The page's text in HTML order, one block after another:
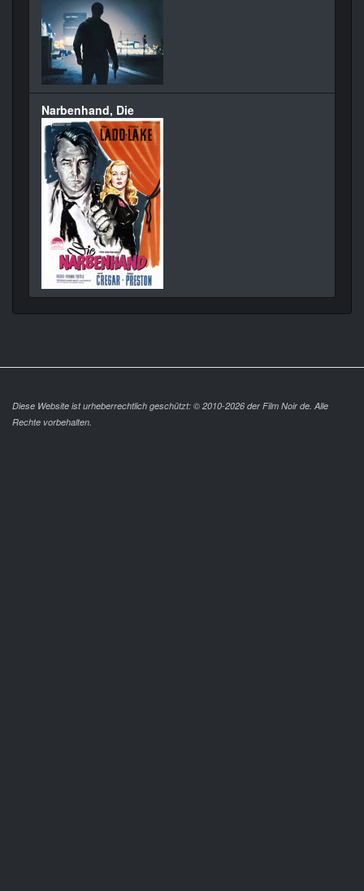
Narbenhand, Die
Diese Website ist urheberrechtlich geschützt: © 2010-2026 der Film Noir de. Alle
Rechte vorbehalten.